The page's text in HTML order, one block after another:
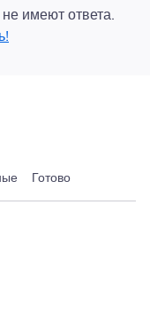
имеют ответа.
Готово